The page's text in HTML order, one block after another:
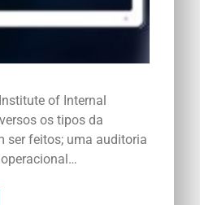
of Internal
os tipos da
ser feitos; uma auditoria